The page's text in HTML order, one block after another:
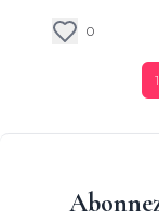
0
1